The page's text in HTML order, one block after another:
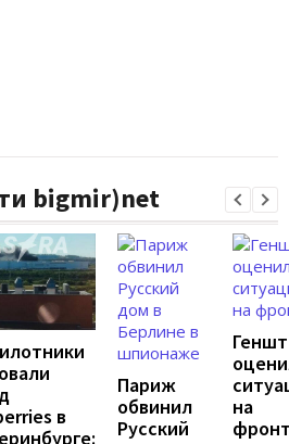
bigmir)net
в
Париж
обвинил
Русский
на